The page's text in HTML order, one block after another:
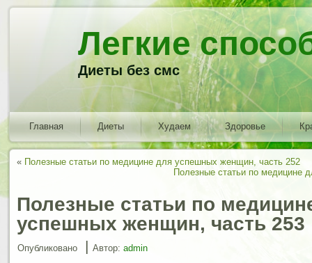
Легкие
Диеты без смс
Главная Диеты Худаем Здоровье
« Полезные статьи по медицине для успешных женщин, часть 252
Полезные статьи по медицине
Полезные статьи по
успешных женщин, часть 253
Опубликовано | Автор: admin